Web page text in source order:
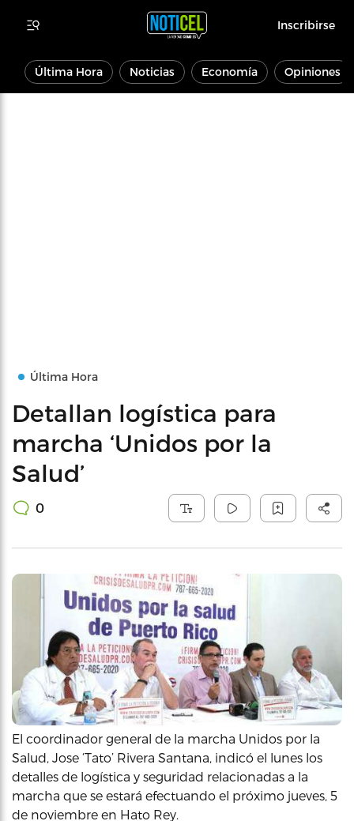
Inscribirse
Última Hora Noticias Economía Opiniones
Última Hora
Detallan logística para
marcha ‘Unidos por la
Salud’
0
El coordinador general de la marcha Unidos por la
Salud, Jose ‘Tato’ Rivera Santana, indicó el lunes los
detalles de logística y seguridad relacionadas a la
marcha que se estará efectuando el próximo jueves, 5
de noviembre en Hato Rey.